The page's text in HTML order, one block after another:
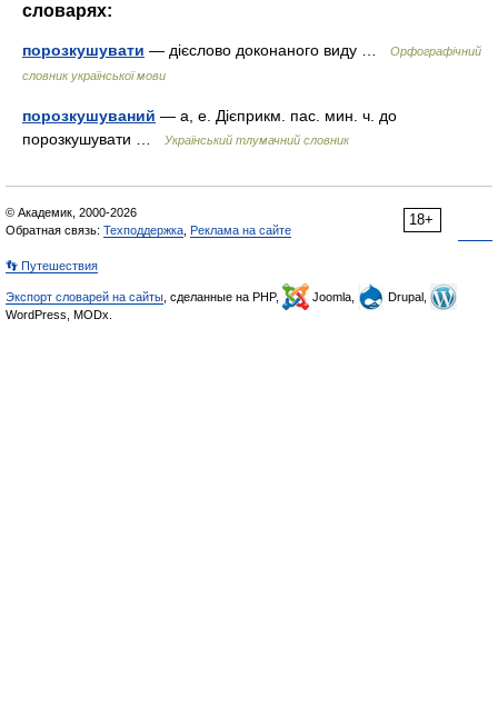
словарях:
порозкушувати — дієслово доконаного виду …
Орфографічний
словник української мови
порозкушуваний — а, е. Дієприкм. пас. мин. ч. до
порозкушувати …
Український тлумачний словник
18+
© Академик, 2000-2026
Обратная связь: Техподдержка Реклама на сайте
👣 Путешествия
Экспорт словарей на сайты , сделанные на PHP, Joomla,
Drupal,
WordPress, MODx.